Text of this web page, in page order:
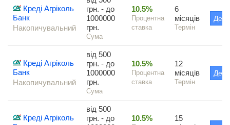
Креді Агріколь
Банк
Накопичувальний
грн. - до
1000000
грн.
Сума
10.5%
Процентна
ставка
6
місяців
Термін
Креді Агріколь
Банк
Накопичувальний
від 500
грн. - до
1000000
грн.
Сума
10.5%
Процентна
ставка
12
місяців
Термін
Креді Агріколь
від 500
грн. - до
10.5%
15